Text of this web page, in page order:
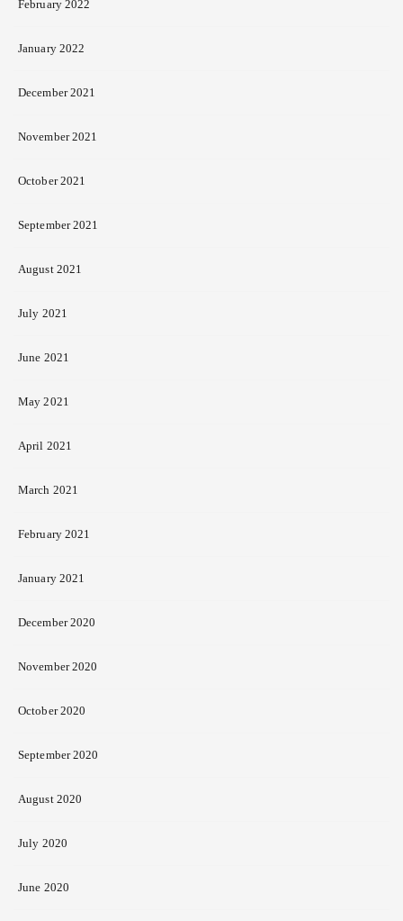
February 2022
January 2022
December 2021
November 2021
October 2021
September 2021
August 2021
July 2021
June 2021
May 2021
April 2021
March 2021
February 2021
January 2021
December 2020
November 2020
October 2020
September 2020
August 2020
July 2020
June 2020